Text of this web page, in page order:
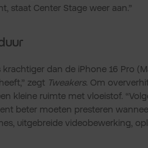
staat Center Stage weer aan.”
dan de iPhone 16 Pro
zegt Tweakers. Om
kleine ruimte met vloeistof.
beter moeten presteren
uitgebreide videobewerking,